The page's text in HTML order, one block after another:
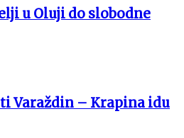
u Oluji do slobodne
Varaždin – Krapina idu